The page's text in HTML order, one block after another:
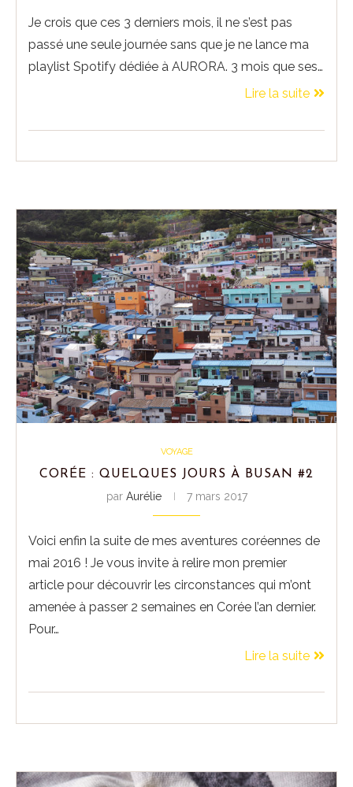
Je crois que ces 3 derniers mois, il ne s’est pas
passé une seule journée sans que je ne lance ma
playlist Spotify dédiée à AURORA. 3 mois que ses…
Lire la suite
VOYAGE
CORÉE : QUELQUES JOURS À BUSAN #2
par Aurélie 7 mars 2017
Voici enfin la suite de mes aventures coréennes de
mai 2016 ! Je vous invite à relire mon premier
article pour découvrir les circonstances qui m’ont
amenée à passer 2 semaines en Corée l’an dernier.
Pour…
Lire la suite